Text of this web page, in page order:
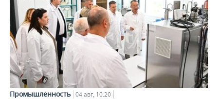
Промышленность 04 авг, 10:20